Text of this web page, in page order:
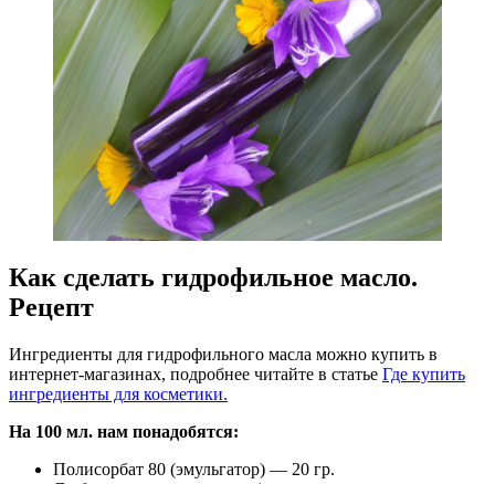
Как сделать гидрофильное масло.
Рецепт
Ингредиенты для гидрофильного масла можно купить в
интернет-магазинах, подробнее читайте в статье Где купить
ингредиенты для косметики.
На 100 мл. нам понадобятся:
Полисорбат 80 (эмульгатор) — 20 гр.